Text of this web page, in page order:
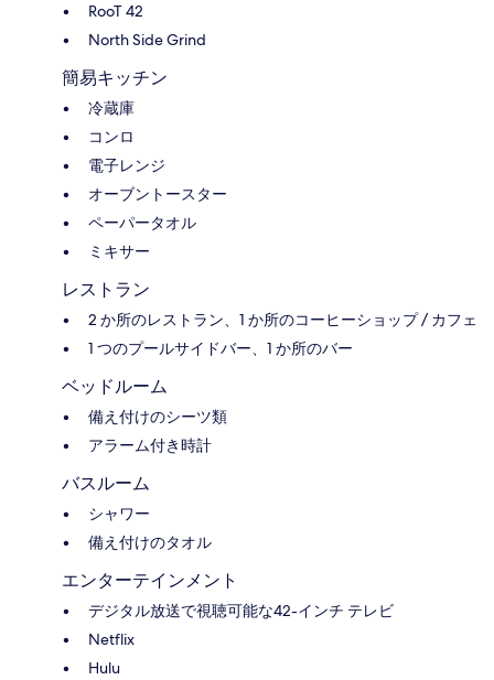
RooT 42
North Side Grind
簡易キッチン
冷蔵庫
コンロ
電子レンジ
オーブントースター
ペーパータオル
ミキサー
レストラン
2 か所のレストラン、1 か所のコーヒーショップ / カフェ
1 つのプールサイドバー、1 か所のバー
ベッドルーム
備え付けのシーツ類
アラーム付き時計
バスルーム
シャワー
備え付けのタオル
エンターテインメント
デジタル放送で視聴可能な42-インチ テレビ
Netflix
Hulu